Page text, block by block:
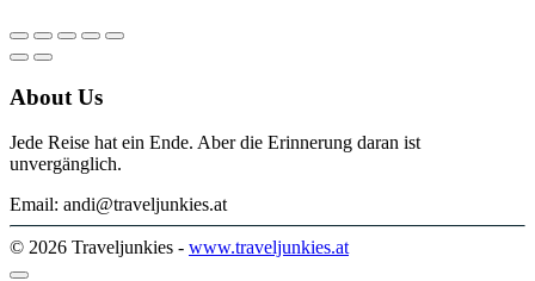
About Us
Jede Reise hat ein Ende. Aber die Erinnerung daran ist
unvergänglich.
Email: andi@traveljunkies.at
© 2026 Traveljunkies - www.traveljunkies.at